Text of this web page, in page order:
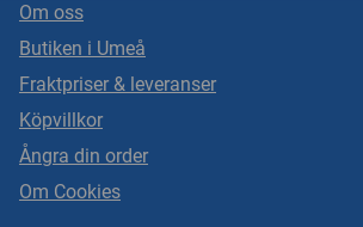
Om oss
Butiken i Umeå
Fraktpriser & leveranser
Köpvillkor
Ångra din order
Om Cookies